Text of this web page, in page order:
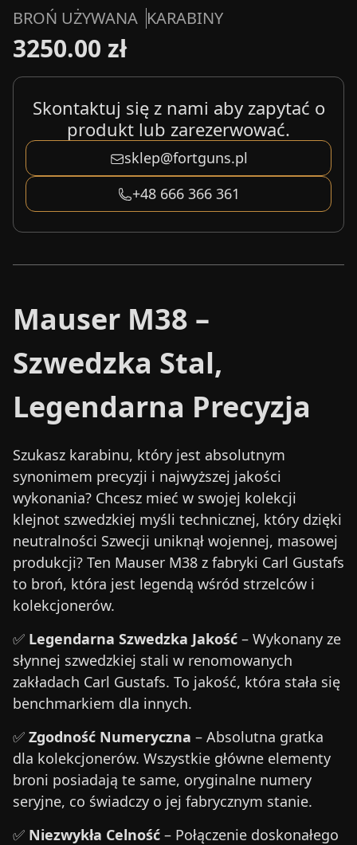
BROŃ UŻYWANA KARABINY
3250.00 zł
Skontaktuj się z nami aby zapytać o
produkt lub zarezerwować.
sklep@fortguns.pl
+48 666 366 361
Mauser M38 –
Szwedzka Stal,
Legendarna Precyzja
Szukasz karabinu, który jest absolutnym
synonimem precyzji i najwyższej jakości
wykonania? Chcesz mieć w swojej kolekcji
klejnot szwedzkiej myśli technicznej, który dzięki
neutralności Szwecji uniknął wojennej, masowej
produkcji? Ten Mauser M38 z fabryki Carl Gustafs
to broń, która jest legendą wśród strzelców i
kolekcjonerów.
✅ Legendarna Szwedzka Jakość – Wykonany ze
słynnej szwedzkiej stali w renomowanych
zakładach Carl Gustafs. To jakość, która stała się
benchmarkiem dla innych.
✅ Zgodność Numeryczna – Absolutna gratka
dla kolekcjonerów. Wszystkie główne elementy
broni posiadają te same, oryginalne numery
seryjne, co świadczy o jej fabrycznym stanie.
✅ Niezwykła Celność – Połączenie doskonałego